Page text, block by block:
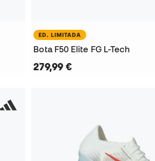
ED. LIMITADA
Bota F50 Elite FG L-Tech
279,99 €